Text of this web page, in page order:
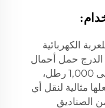
الكهربائية
حمل أحمال
تصل إلى 1,000 رطل،
مثالية لنقل أي
الصناديق